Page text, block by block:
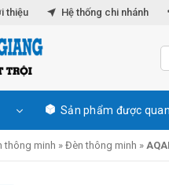
thiệu Hệ thống chi nhánh
Sản phẩm được
thông minh » Đèn thông minh »